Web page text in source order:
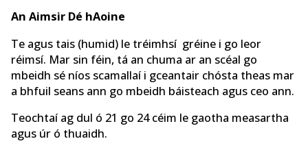
An Aimsir Dé hAoine
Te agus tais (humid) le tréimhsí gréine i go leor
réimsí. Mar sin féin, tá an chuma ar an scéal go
mbeidh sé níos scamallaí i gceantair chósta theas mar
a bhfuil seans ann go mbeidh báisteach agus ceo ann.
Teochtaí ag dul ó 21 go 24 céim le gaotha measartha
agus úr ó thuaidh.